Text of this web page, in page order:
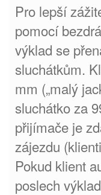
Pro lepší
pomocí
výklad se
sluchátkům.
mm („malý
sluchátko za
přijímače je
zájezdu
Pokud klient
poslech